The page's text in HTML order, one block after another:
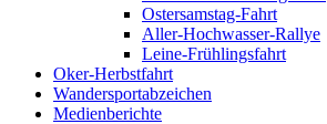
Ostersamstag-Fahrt
Aller-Hochwasser-Rallye
Leine-Frühlingsfahrt
Oker-Herbstfahrt
Wandersportabzeichen
Medienberichte